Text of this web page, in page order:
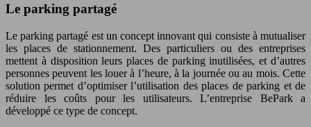
Le parking partagé
Le parking partagé est un concept innovant qui consiste à mutualiser
les places de stationnement. Des particuliers ou des entreprises
mettent à disposition leurs places de parking inutilisées, et d’autres
personnes peuvent les louer à l’heure, à la journée ou au mois. Cette
solution permet d’optimiser l’utilisation des places de parking et de
réduire les coûts pour les utilisateurs. L’entreprise BePark a
développé ce type de concept.